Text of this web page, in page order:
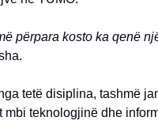
përpara kosto ka qenë
tetë disiplina, tashmë
mbi teknologjinë dhe